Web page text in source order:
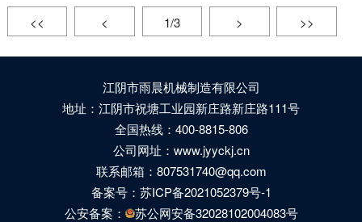
<< < 1/3 > >>
江阴市雨晨机械制造有限公司
地址：江阴市祝塘工业园新庄路新庄路111号
全国热线：400-8815-806
公司网址：www.jyyckj.cn
联系邮箱：807531740@qq.com
备案号： 苏ICP备2021052379号-1
公安备案：
苏公网安备32028102004083号